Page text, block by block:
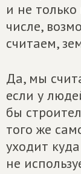
и не
числе,
считаем,
Да, мы
если у
бы
того же
уходит
не